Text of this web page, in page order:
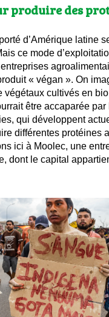
produire des
d’Amérique latine
ce mode
« végan ». On
végétaux cultivés en
être accaparée
qui développent
différentes protéines
ici à Moolec, une
dont le capital